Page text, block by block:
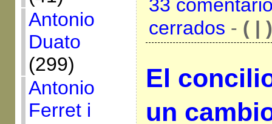
Antonio
Duato
(299)
Antonio
Ferret i
33
cerrados - ( | )
El
un